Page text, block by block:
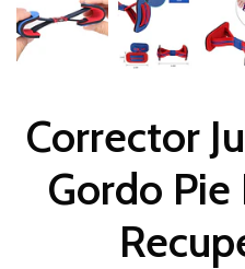
Corrector
Gordo